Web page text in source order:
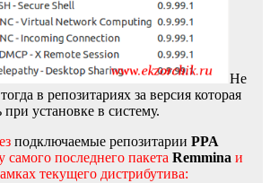
Не
в репозитариях за версия которая
при установке в систему.
подключаемые репозитарии PPA
самого последнего пакета Remmina и
текущего дистрибутива: